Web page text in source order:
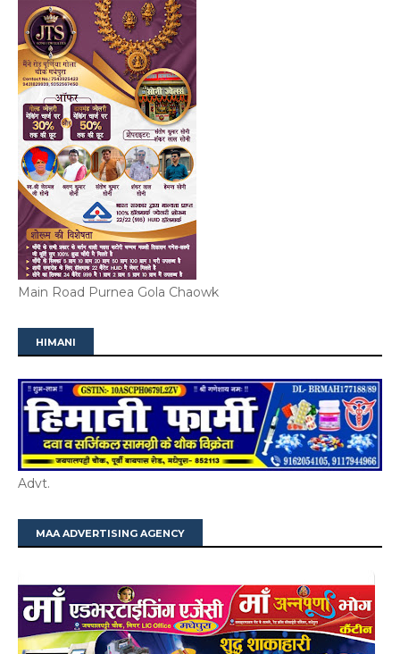
Main Road Purnea Gola Chaowk
HIMANI
Advt.
MAA ADVERTISING AGENCY